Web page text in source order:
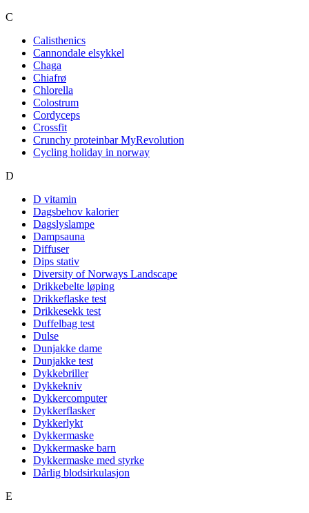
C
Calisthenics
Cannondale elsykkel
Chaga
Chiafrø
Chlorella
Colostrum
Cordyceps
Crossfit
Crunchy proteinbar MyRevolution
Cycling holiday in norway
D
D vitamin
Dagsbehov kalorier
Dagslyslampe
Dampsauna
Diffuser
Dips stativ
Diversity of Norways Landscape
Drikkebelte løping
Drikkeflaske test
Drikkesekk test
Duffelbag test
Dulse
Dunjakke dame
Dunjakke test
Dykkebriller
Dykkekniv
Dykkercomputer
Dykkerflasker
Dykkerlykt
Dykkermaske
Dykkermaske barn
Dykkermaske med styrke
Dårlig blodsirkulasjon
E